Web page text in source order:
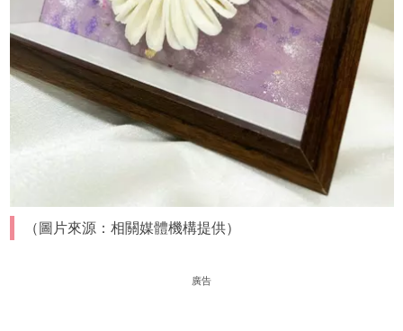
（圖片來源：相關媒體機構提供）
廣告